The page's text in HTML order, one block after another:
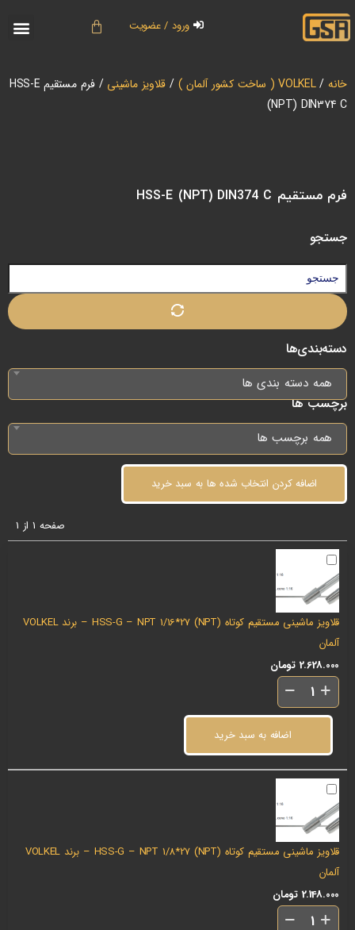
ورود / عضویت
خانه/VOLKEL ( ساخت کشور آلمان ) / قلاویز ماشینی
/ فرم مستقیم HSS-E
(NPT) DIN374 C
فرم مستقیم HSS-E (NPT) DIN374 C
جستجو
دسته‌بندی‌ها
همه دسته بندی ها
برچسب ها
همه برچسب ها
اضافه کردن انتخاب شده ها به سبد خرید
صفحه 1 از 1
قلاویز ماشینی مستقیم کوتاه (NPT) HSS-G – NPT 1/16*27 – برند VOLKEL
آلمان
2.628.000 تومان
اضافه به سبد خرید
قلاویز ماشینی مستقیم کوتاه (NPT) HSS-G – NPT 1/8*27 – برند VOLKEL
آلمان
2.148.000 تومان